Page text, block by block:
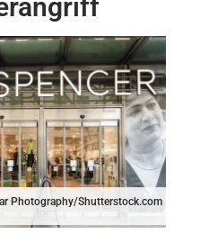
Photography/Shutterstock.com